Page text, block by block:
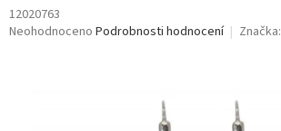
12020763
Průměrné
Neohodnoceno Podrobnosti hodnocení Značka: